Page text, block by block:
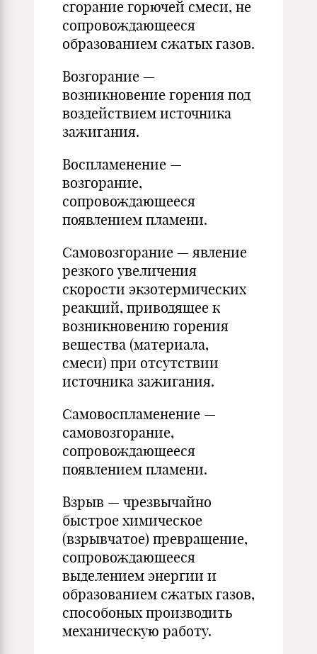
сгорание горючей смеси, не
сопровождающееся
образованием сжатых газов.
Возгорание —
возникновение горения под
воздействием источника
зажигания.
Воспламенение —
возгорание,
сопровождающееся
появлением пламени.
Самовозгорание — явление
резкого увеличения
скорости экзотермических
реакций, приводящее к
возникновению горения
вещества (материала,
смеси) при отсутствии
источника зажигания.
Самовоспламенение —
самовозгорание,
сопровождающееся
появлением пламени.
Взрыв — чрезвычайно
быстрое химическое
(взрывчатое) превращение,
сопровождающееся
выделением энергии и
образованием сжатых газов,
способоных производить
механическую работу.